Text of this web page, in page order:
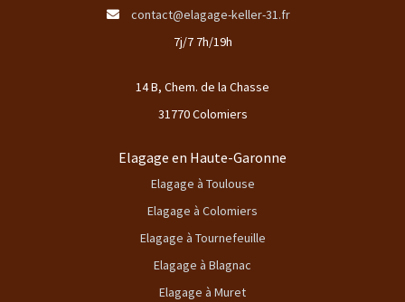
contact@elagage-keller-31.fr
7j/7 7h/19h
14 B, Chem. de la Chasse
31770 Colomiers
Elagage en Haute-Garonne
Elagage à Toulouse
Elagage à Colomiers
Elagage à Tournefeuille
Elagage à Blagnac
Elagage à Muret